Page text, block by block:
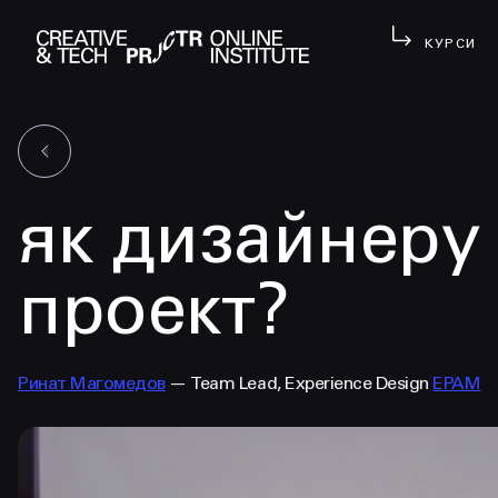
КУРСИ
як
проект?
Ринат Магомедов— Team Lead, Experience Design EPAM